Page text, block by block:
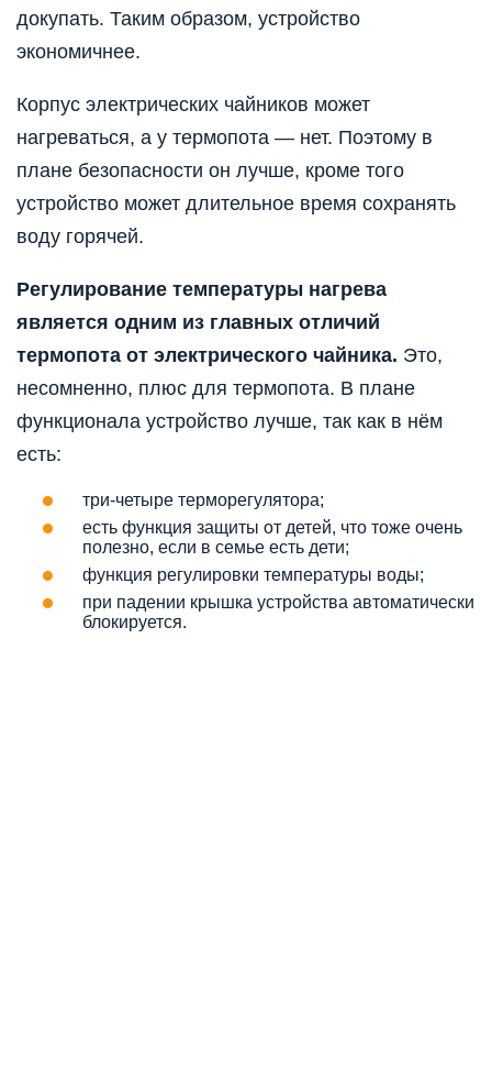
докупать. Таким образом, устройство
экономичнее.
Корпус электрических чайников может
нагреваться, а у термопота — нет. Поэтому в
плане безопасности он лучше, кроме того
устройство может длительное время сохранять
воду горячей.
Регулирование температуры нагрева
является одним из главных отличий
термопота от электрического чайника. Это,
несомненно, плюс для термопота. В плане
функционала устройство лучше, так как в нём
есть:
три-четыре терморегулятора;
есть функция защиты от детей, что тоже очень
полезно, если в семье есть дети;
функция регулировки температуры воды;
при падении крышка устройства автоматически
блокируется.